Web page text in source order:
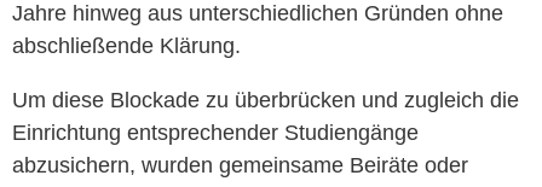
Jahre hinweg aus unterschiedlichen Gründen ohne
abschließende Klärung.
Um diese Blockade zu überbrücken und zugleich die
Einrichtung entsprechender Studiengänge
abzusichern, wurden gemeinsame Beiräte oder